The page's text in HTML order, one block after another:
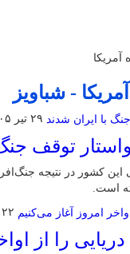
آمریکا
- شباویز
۲۹ تیر ۱۴۰۵
توقف
کشور در نتیجه
است.
۲۲ تیر ۱۴۰۵
را از